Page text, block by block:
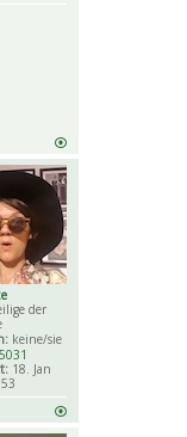
der
keine/sie
5031
18. Jan